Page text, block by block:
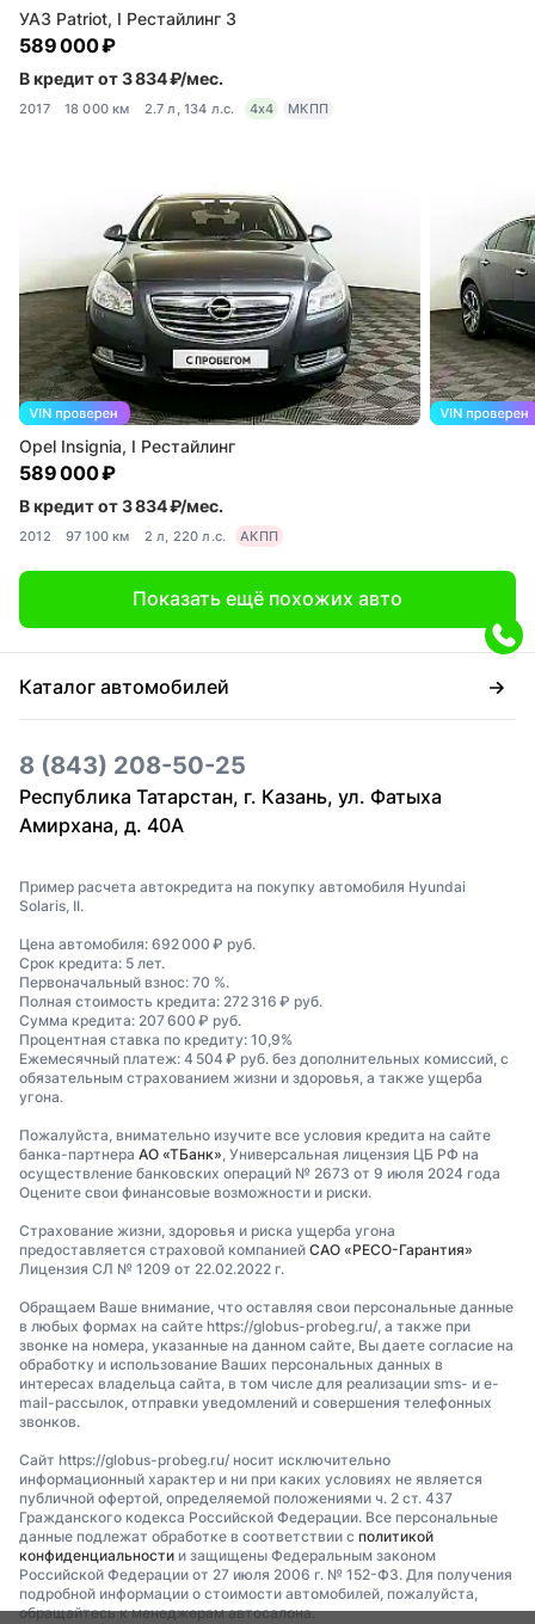
УАЗ Patriot, I Рестайлинг 3
589 000 ₽
В кредит от 3 834 ₽/мес.
2017 18 000 км 2.7 л, 134 л.с. 4x4 МКПП
Opel Insignia, I Рестайлинг
589 000 ₽
В кредит от 3 834 ₽/мес.
2012 97 100 км 2 л, 220 л.с. АКПП
Показать ещё похожих авто
Каталог автомобилей
8 (843) 208-50-25
Республика Татарстан, г. Казань, ул. Фатыха
Амирхана, д. 40А
Пример расчета автокредита на покупку автомобиля Hyundai
Solaris, II.
Цена автомобиля: 692 000 ₽ руб.
Срок кредита: 5 лет.
Первоначальный взнос: 70 %.
Полная стоимость кредита: 272 316 ₽ руб.
Сумма кредита: 207 600 ₽ руб.
Процентная ставка по кредиту: 10,9%
Ежемесячный платеж: 4 504 ₽ руб. без дополнительных комиссий, с
обязательным страхованием жизни и здоровья, а также ущерба
угона.
Пожалуйста, внимательно изучите все условия кредита на сайте
банка-партнера АО «ТБанк», Универсальная лицензия ЦБ РФ на
осуществление банковских операций № 2673 от 9 июля 2024 года
Оцените свои финансовые возможности и риски.
Страхование жизни, здоровья и риска ущерба угона
предоставляется страховой компанией САО «РЕСО-Гарантия»
Лицензия СЛ № 1209 от 22.02.2022 г.
Обращаем Ваше внимание, что оставляя свои персональные данные
в любых формах на сайте https://globus-probeg.ru/, а также при
звонке на номера, указанные на данном сайте, Вы даете согласие на
обработку и использование Ваших персональных данных в
интересах владельца сайта, в том числе для реализации sms- и e-
mail-рассылок, отправки уведомлений и совершения телефонных
звонков.
Сайт https://globus-probeg.ru/ носит исключительно
информационный характер и ни при каких условиях не является
публичной офертой, определяемой положениями ч. 2 ст. 437
Гражданского кодекса Российской Федерации. Все персональные
данные подлежат обработке в соответствии с политикой
конфиденциальности и защищены Федеральным законом
Российской Федерации от 27 июля 2006 г. № 152-ФЗ. Для получения
подробной информации о стоимости автомобилей, пожалуйста,
обращайтесь к менеджерам автосалона.